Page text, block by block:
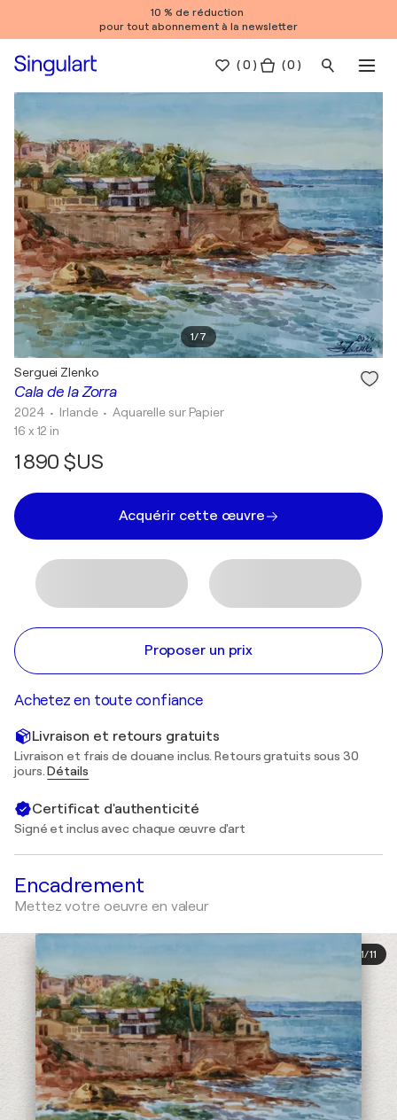
10 % de réduction
pour tout abonnement à la newsletter
(0 ) ( 0 )
1/7
Cala de la Zorra
Serguei Zlenko
2024 • Irlande • Aquarelle sur Papier
16 x 12 in
1 890 $US
Acquérir cette œuvre
Proposer un prix
Achetez en toute confiance
Livraison et retours gratuits
Livraison et frais de douane inclus. Retours gratuits sous 30
jours.Détails
Certificat d'authenticité
Signé et inclus avec chaque œuvre d'art
Encadrement
Mettez votre oeuvre en valeur
1/11